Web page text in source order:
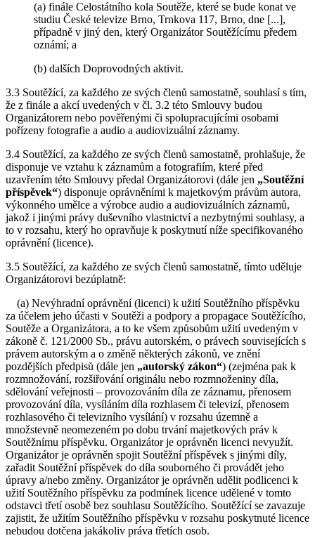
(a) finále Celostátního kola Soutěže, které se bude konat ve
studiu České televize Brno, Trnkova 117, Brno, dne [...],
případně v jiný den, který Organizátor Soutěžícímu předem
oznámí; a
(b) dalších Doprovodných aktivit.
3.3 Soutěžící, za každého ze svých členů samostatně, souhlasí s tím,
že z finále a akcí uvedených v čl. 3.2 této Smlouvy budou
Organizátorem nebo pověřenými či spolupracujícími osobami
pořízeny fotografie a audio a audiovizuální záznamy.
3.4 Soutěžící, za každého ze svých členů samostatně, prohlašuje, že
disponuje ve vztahu k záznamům a fotografiím, které před
uzavřením této Smlouvy předal Organizátorovi (dále jen „Soutěžní
příspěvek“) disponuje oprávněními k majetkovým právům autora,
výkonného umělce a výrobce audio a audiovizuálních záznamů,
jakož i jinými právy duševního vlastnictví a nezbytnými souhlasy, a
to v rozsahu, který ho opravňuje k poskytnutí níže specifikovaného
oprávnění (licence).
3.5 Soutěžící, za každého ze svých členů samostatně, tímto uděluje
Organizátorovi bezúplatně:
(a) Nevýhradní oprávnění (licenci) k užití Soutěžního příspěvku
za účelem jeho účasti v Soutěži a podpory a propagace Soutěžícího,
Soutěže a Organizátora, a to ke všem způsobům užití uvedeným v
zákoně č. 121/2000 Sb., právu autorském, o právech souvisejících s
právem autorským a o změně některých zákonů, ve znění
pozdějších předpisů (dále jen „autorský zákon“) (zejména pak k
rozmnožování, rozšiřování originálu nebo rozmnoženiny díla,
sdělování veřejnosti – provozováním díla ze záznamu, přenosem
provozování díla, vysíláním díla rozhlasem či televizí, přenosem
rozhlasového či televizního vysílání) v rozsahu územně a
množstevně neomezeném po dobu trvání majetkových práv k
Soutěžnímu příspěvku. Organizátor je oprávněn licenci nevyužít.
Organizátor je oprávněn spojit Soutěžní příspěvek s jinými díly,
zařadit Soutěžní příspěvek do díla souborného či provádět jeho
úpravy a/nebo změny. Organizátor je oprávněn udělit podlicenci k
užití Soutěžního příspěvku za podmínek licence udělené v tomto
odstavci třetí osobě bez souhlasu Soutěžícího. Soutěžící se zavazuje
zajistit, že užitím Soutěžního příspěvku v rozsahu poskytnuté licence
nebudou dotčena jakákoliv práva třetích osob.